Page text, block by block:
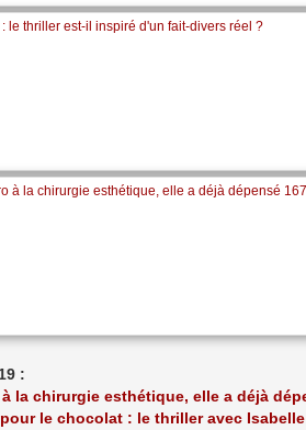
le thriller est-il inspiré d'un fait-divers réel ?
à la chirurgie esthétique, elle a déjà dépensé
:
à la chirurgie esthétique, elle a déjà
pour le chocolat : le thriller avec